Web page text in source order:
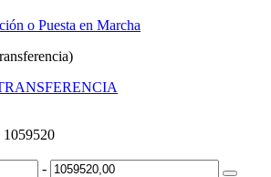
o Puesta en Marcha
-